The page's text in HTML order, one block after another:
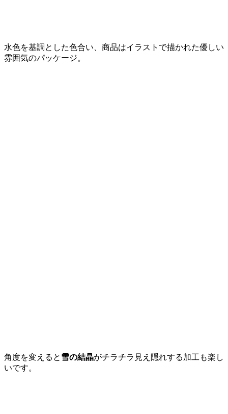
水色を基調とした色合い、商品はイラストで描かれた優しい
雰囲気のパッケージ。
角度を変えると 雪の結晶がチラチラ見え隠れする加工も楽し
いです。